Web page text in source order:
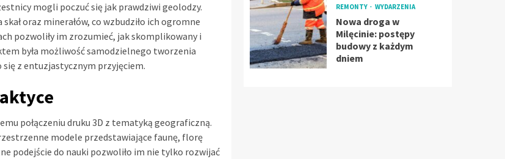
mogli poczuć się jak prawdziwi geolodzy.
oraz minerałów, co wzbudziło ich ogromne
pozwoliły im zrozumieć, jak skomplikowany i
była możliwość samodzielnego tworzenia
z entuzjastycznym przyjęciem.
połączeniu druku 3D z tematyką geograficzną.
modele przedstawiające faunę, florę
podejście do nauki pozwoliło im nie tylko rozwijać
REMONTY WYDARZENIA
Nowa droga w
Milęcinie: postępy
budowy z każdym
dniem